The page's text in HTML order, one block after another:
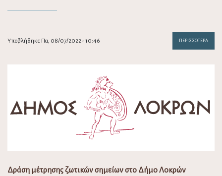
Υποβλήθηκε Πα, 08/07/2022 - 10:46 ΠΕΡΙΣΣΌΤΕΡΑ
Δράση μέτρησης ζωτικών σημείων στο Δήμο Λοκρών